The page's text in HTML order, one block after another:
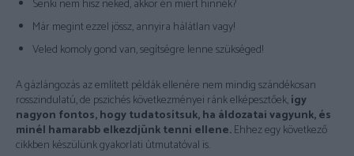
Senki nem hisz neked, akkor én miért hinnék?
Már megint ezzel jössz, annyira hálátlan vagy!
Veled komoly gond van, segítségre lenne szükséged!
A gázlángozás az említett példák ellenére nem mindig szándékosan
rosszindulatú, de pszichés következményei ránk elképesztőek,így
nagyon fontos, hogy tudatosítsuk, ha áldozatai vagyunk, és
minél hamarabb elkezdjünk tenni ellene.Ehhez egy következő
cikkben készülünk gyakorlati útmutatóval is.